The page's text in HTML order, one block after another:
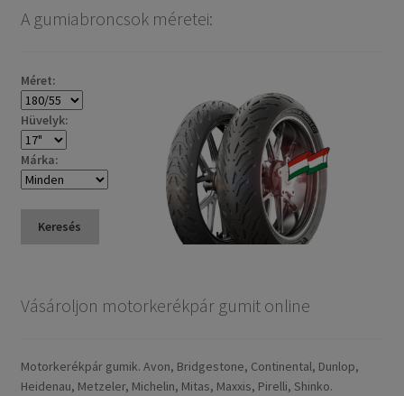
A gumiabroncsok méretei:
Méret:
Hüvelyk:
Márka:
Keresés
Vásároljon motorkerékpár gumit online
Motorkerékpár gumik. Avon, Bridgestone, Continental, Dunlop,
Heidenau, Metzeler, Michelin, Mitas, Maxxis, Pirelli, Shinko.